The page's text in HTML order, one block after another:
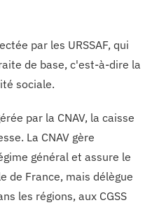
par les URSSAF, qui
de base, c'est-à-dire la
sociale.
par la CNAV, la caisse
La CNAV gère
général et assure le
de France, mais délègue
les régions, aux CGSS